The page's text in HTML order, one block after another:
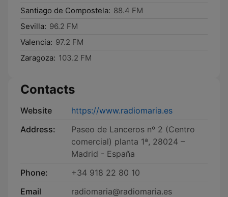
Santiago de Compostela: 88.4 FM
Sevilla: 96.2 FM
Valencia: 97.2 FM
Zaragoza: 103.2 FM
Contacts
Website
https://www.radiomaria.es
Address:
Paseo de Lanceros nº 2 (Centro
comercial) planta 1ª, 28024 –
Madrid - España
Phone:
+34 918 22 80 10
Email
radiomaria@radiomaria.es